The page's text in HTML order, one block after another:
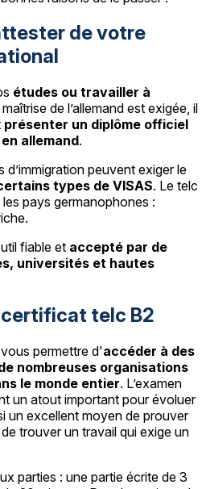
de votre
études ou travailler à
de l’allemand est exigée, il
présenter un diplôme officiel
allemand.
d’immigration peuvent exiger le
types de VISAS. Le telc
pays germanophones :
fiable et accepté par de
universités et hautes
telc B2
permettre d'accéder à des
nombreuses organisations
le monde entier. L’examen
un atout important pour évoluer
un excellent moyen de prouver
trouver un travail qui exige un
parties : une partie écrite de 3